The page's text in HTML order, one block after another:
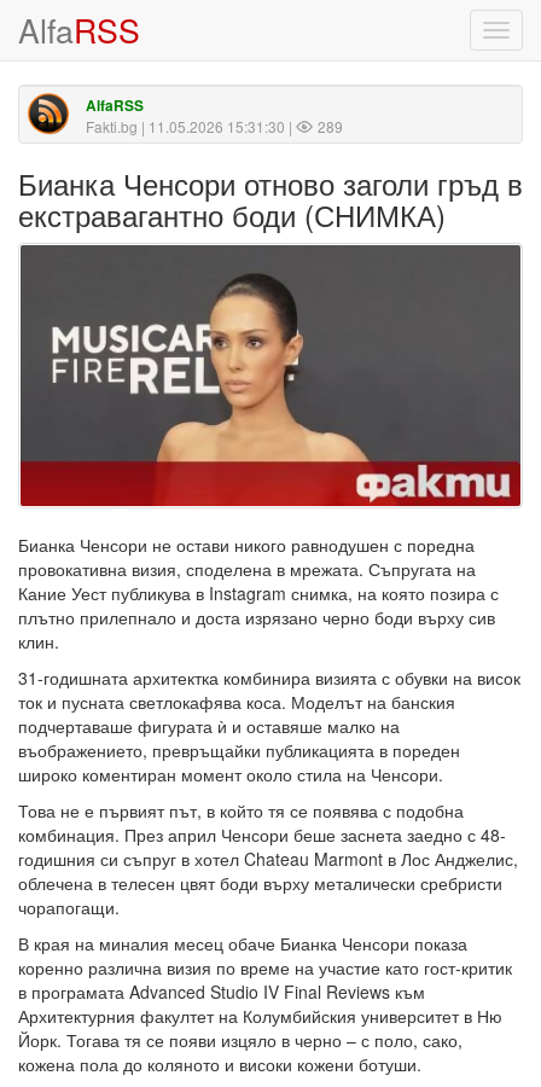
AlfaRSS
AlfaRSS
Fakti.bg | 11.05.2026 15:31:30 | 289
Бианка Ченсори отново заголи гръд в
екстравагантно боди (СНИМКА)
Бианка Ченсори не остави никого равнодушен с поредна
провокативна визия, споделена в мрежата. Съпругата на
Кание Уест публикува в Instagram снимка, на която позира с
плътно прилепнало и доста изрязано черно боди върху сив
клин.
31-годишната архитектка комбинира визията с обувки на висок
ток и пусната светлокафява коса. Моделът на банския
подчертаваше фигурата ѝ и оставяше малко на
въображението, превръщайки публикацията в пореден
широко коментиран момент около стила на Ченсори.
Това не е първият път, в който тя се появява с подобна
комбинация. През април Ченсори беше заснета заедно с 48-
годишния си съпруг в хотел Chateau Marmont в Лос Анджелис,
облечена в телесен цвят боди върху металически сребристи
чорапогащи.
В края на миналия месец обаче Бианка Ченсори показа
коренно различна визия по време на участие като гост-критик
в програмата Advanced Studio IV Final Reviews към
Архитектурния факултет на Колумбийския университет в Ню
Йорк. Тогава тя се появи изцяло в черно – с поло, сако,
кожена пола до коляното и високи кожени ботуши.